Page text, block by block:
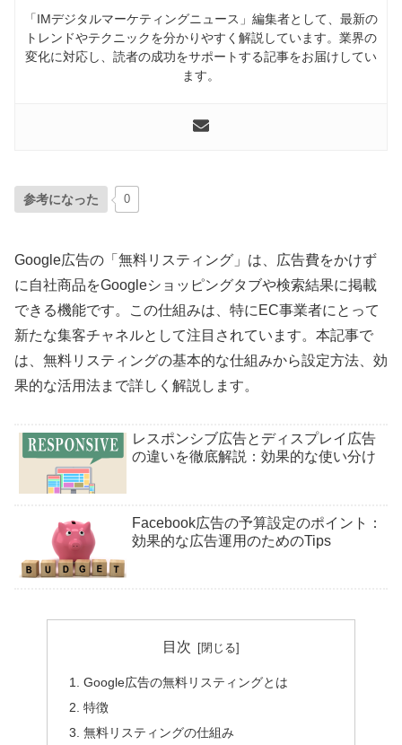
「IMデジタルマーケティングニュース」編集者として、最新の
トレンドやテクニックを分かりやすく解説しています。業界の
変化に対応し、読者の成功をサポートする記事をお届けしてい
ます。
参考になった 0
Google広告の「無料リスティング」は、広告費をかけず
に自社商品をGoogleショッピングタブや検索結果に掲載
できる機能です。この仕組みは、特にEC事業者にとって
新たな集客チャネルとして注目されています。本記事で
は、無料リスティングの基本的な仕組みから設定方法、効
果的な活用法まで詳しく解説します。
レスポンシブ広告とディスプレイ広告
の違いを徹底解説：効果的な使い分け
Facebook広告の予算設定のポイント：
効果的な広告運用のためのTips
目次
Google広告の無料リスティングとは
特徴
無料リスティングの仕組み